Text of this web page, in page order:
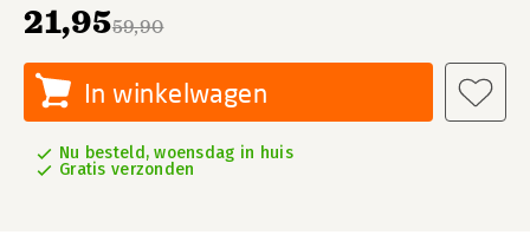
59,90
21,95
In winkelwagen
Nu besteld, woensdag in huis
Gratis verzonden